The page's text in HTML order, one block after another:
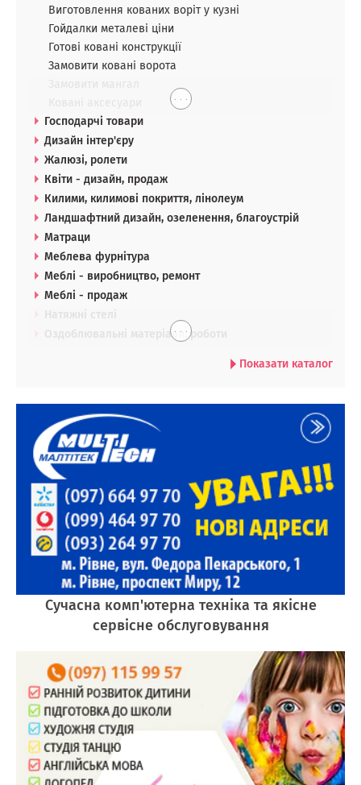
Виготовлення кованих воріт у кузні
Гойдалки металеві ціни
Готові ковані конструкції
Замовити ковані ворота
. . .
Господарчі товари
Дизайн інтер'єру
Жалюзі, ролети
Квіти - дизайн, продаж
Килими, килимові покриття, лінолеум
Ландшафтний дизайн, озеленення, благоустрій
Матраци
Меблева фурнітура
Меблі - виробництво, ремонт
Меблі - продаж
Оздоблювальні матеріали, роботи
. . .
Показати каталог
Сучасна комп'ютерна техніка та якісне
сервісне обслуговування